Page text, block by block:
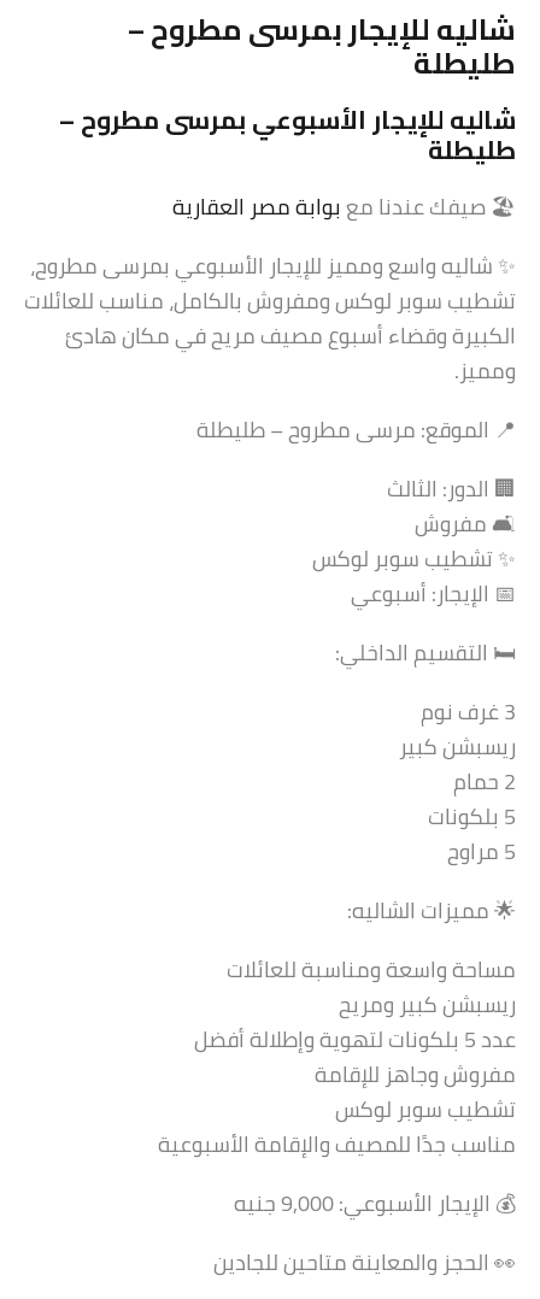
شاليه للإيجار بمرسى مطروح –
طليطلة
شاليه للإيجار الأسبوعي بمرسى مطروح –
طليطلة
🏖️ صيفك عندنا معبوابة مصر العقارية
✨ شاليه واسع ومميز للإيجار الأسبوعي بمرسى مطروح،
تشطيب سوبر لوكس ومفروش بالكامل، مناسب للعائلات
الكبيرة وقضاء أسبوع مصيف مريح في مكان هادئ
ومميز.
📍 الموقع: مرسى مطروح – طليطلة
🏢 الدور: الثالث
🛋️ مفروش
✨ تشطيب سوبر لوكس
📅 الإيجار: أسبوعي
🛏️ التقسيم الداخلي:
3 غرف نوم
ريسبشن كبير
2 حمام
5 بلكونات
5 مراوح
🌟 مميزات الشاليه:
مساحة واسعة ومناسبة للعائلات
ريسبشن كبير ومريح
عدد 5 بلكونات لتهوية وإطلالة أفضل
مفروش وجاهز للإقامة
تشطيب سوبر لوكس
مناسب جدًا للمصيف والإقامة الأسبوعية
💰 الإيجار الأسبوعي: 9,000 جنيه
👀 الحجز والمعاينة متاحين للجادين